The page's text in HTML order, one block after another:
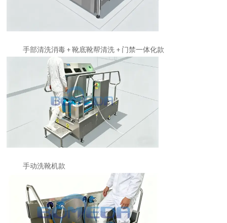
手部清洗消毒 +靴底靴帮清洗+ 门禁一体化款
手动洗靴机款